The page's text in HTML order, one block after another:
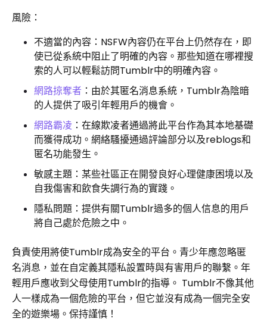
風險：
不適當的內容：NSFW內容仍在平台上仍然存在，即
使已從系統中阻止了明確的內容。那些知道在哪裡搜
索的人可以輕鬆訪問Tumblr中的明確內容。
網路掠奪者 ：由於其匿名消息系統，Tumblr為陰暗
的人提供了吸引年輕用戶的機會。
網路霸凌 ：在線欺凌者通過將此平台作為其本地基礎
而獲得成功。網絡騷擾通過評論部分以及reblogs和
匿名功能發生。
敏感主題：某些社區正在開發良好心理健康困境以及
自我傷害和飲食失調行為的實踐。
隱私問題：提供有關Tumblr過多的個人信息的用戶
將自己處於危險之中。
負責使用將使Tumblr成為安全的平台。青少年應忽略匿
名消息，並在自定義其隱私設置時與有害用戶的聯繫。年
輕用戶應收到父母使用Tumblr的指導。 Tumblr不像其他
人一樣成為一個危險的平台，但它並沒有成為一個完全安
全的遊樂場。保持謹慎！